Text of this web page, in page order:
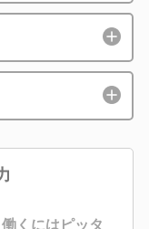
くにはピッタ